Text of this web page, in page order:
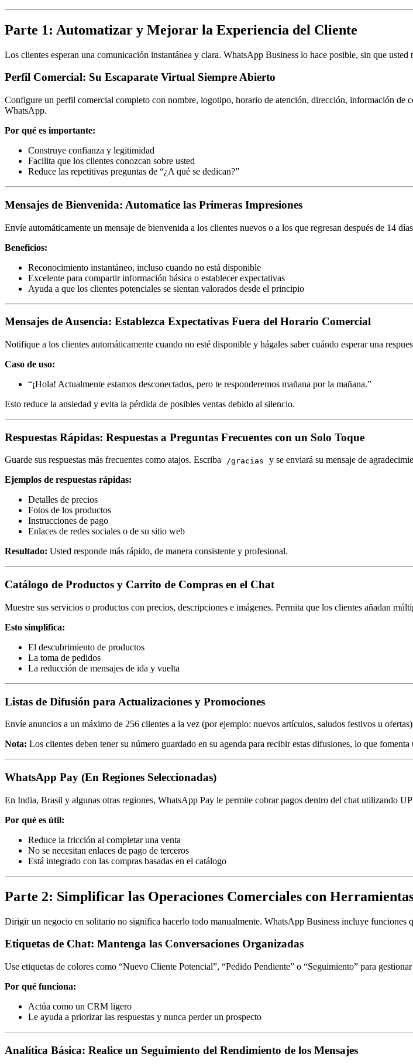
Parte 1: Automatizar y Mejorar la Experiencia del Cliente
Los clientes esperan una comunicación instantánea y clara. WhatsApp Business lo hace posible, sin que usted
Perfil Comercial: Su Escaparate Virtual Siempre Abierto
Configure un perfil comercial completo con nombre, logotipo, horario de atención, dirección, información de
WhatsApp.
Por qué es importante:
Construye confianza y legitimidad
Facilita que los clientes conozcan sobre usted
Reduce las repetitivas preguntas de “¿A qué se dedican?”
Mensajes de Bienvenida: Automatice las Primeras Impresiones
Envíe automáticamente un mensaje de bienvenida a los clientes nuevos o a los que regresan después de 14
Beneficios:
Reconocimiento instantáneo, incluso cuando no está disponible
Excelente para compartir información básica o establecer expectativas
Ayuda a que los clientes potenciales se sientan valorados desde el principio
Mensajes de Ausencia: Establezca Expectativas Fuera del Horario Comercial
Notifique a los clientes automáticamente cuando no esté disponible y hágales saber cuándo esperar una
Caso de uso:
“¡Hola! Actualmente estamos desconectados, pero te responderemos mañana por la mañana.”
Esto reduce la ansiedad y evita la pérdida de posibles ventas debido al silencio.
Respuestas Rápidas: Respuestas a Preguntas Frecuentes con un Solo Toque
Guarde sus respuestas más frecuentes como atajos. Escriba /gracias
y se enviará su mensaje de
Ejemplos de respuestas rápidas:
Detalles de precios
Fotos de los productos
Instrucciones de pago
Enlaces de redes sociales o de su sitio web
Resultado: Usted responde más rápido, de manera consistente y profesional.
Catálogo de Productos y Carrito de Compras en el Chat
Muestre sus servicios o productos con precios, descripciones e imágenes. Permita que los clientes añadan
Esto simplifica:
El descubrimiento de productos
La toma de pedidos
La reducción de mensajes de ida y vuelta
Listas de Difusión para Actualizaciones y Promociones
Envíe anuncios a un máximo de 256 clientes a la vez (por ejemplo: nuevos artículos, saludos festivos u
Nota: Los clientes deben tener su número guardado en su agenda para recibir estas difusiones, lo que
WhatsApp Pay (En Regiones Seleccionadas)
En India, Brasil y algunas otras regiones, WhatsApp Pay le permite cobrar pagos dentro del chat utilizando
Por qué es útil:
Reduce la fricción al completar una venta
No se necesitan enlaces de pago de terceros
Está integrado con las compras basadas en el catálogo
Parte 2: Simplificar las Operaciones Comerciales con
Dirigir un negocio en solitario no significa hacerlo todo manualmente. WhatsApp Business incluye funciones
Etiquetas de Chat: Mantenga las Conversaciones Organizadas
Use etiquetas de colores como “Nuevo Cliente Potencial”, “Pedido Pendiente” o “Seguimiento” para
Por qué funciona:
Actúa como un CRM ligero
Le ayuda a priorizar las respuestas y nunca perder un prospecto
Analítica Básica: Realice un Seguimiento del Rendimiento de los Mensajes